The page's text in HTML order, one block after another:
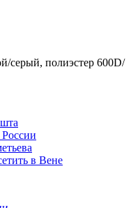
серый, полиэстер 600D/
России
в Вене